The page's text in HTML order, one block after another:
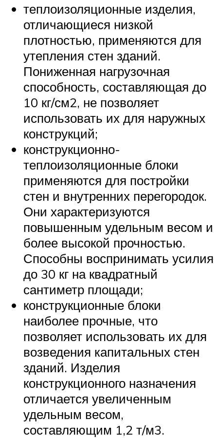
теплоизоляционные изделия,
отличающиеся низкой
плотностью, применяются для
утепления стен зданий.
Пониженная нагрузочная
способность, составляющая до
10 кг/см2, не позволяет
использовать их для наружных
конструкций;
конструкционно-
теплоизоляционные блоки
применяются для постройки
стен и внутренних перегородок.
Они характеризуются
повышенным удельным весом и
более высокой прочностью.
Способны воспринимать усилия
до 30 кг на квадратный
сантиметр площади;
конструкционные блоки
наиболее прочные, что
позволяет использовать их для
возведения капитальных стен
зданий. Изделия
конструкционного назначения
отличается увеличенным
удельным весом,
составляющим 1,2 т/м3.